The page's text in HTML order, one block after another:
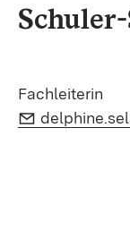
Fachleiterin
E-Mail: